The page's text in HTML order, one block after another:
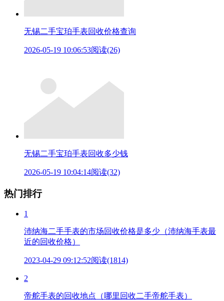
无锡二手宝珀手表回收价格查询
2026-05-19 10:06:53阅读(26)
无锡二手宝珀手表回收多少钱
2026-05-19 10:04:14阅读(32)
热门排行
1
沛纳海二手手表的市场回收价格是多少（沛纳海手表最
近的回收价格）
2023-04-29 09:12:52阅读(1814)
2
帝舵手表的回收地点（哪里回收二手帝舵手表）